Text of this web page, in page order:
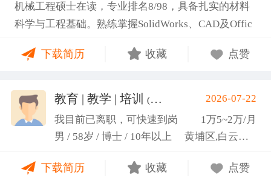
机械工程硕士在读，专业排名8/98，具备扎实的材料
科学与工程基础。熟练掌握SolidWorks、CAD及Offic
2项天津市科研项目，擅长实验设计与数据分析;曾带
优秀的团队协作与沟通协调能力，责任心强，渴望将
科研严谨性融入实践工作中
下载简历 收藏 点赞
教育 | 教学 | 培训 (汤山文)
2026-07-22
我目前已离职，可快速到岗
1万5~2万/月
男 / 58岁 / 博士 / 10年以上
黄埔区,白云区,增城市
下载简历 收藏 点赞